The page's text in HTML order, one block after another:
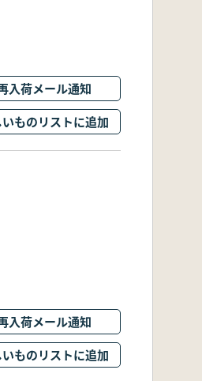
入荷メール通知
ものリストに追加
入荷メール通知
ものリストに追加